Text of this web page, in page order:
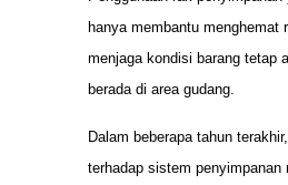
hanya membantu menghemat
menjaga kondisi barang tetap
berada di area gudang.
Dalam beberapa tahun
terhadap sistem penyimpanan